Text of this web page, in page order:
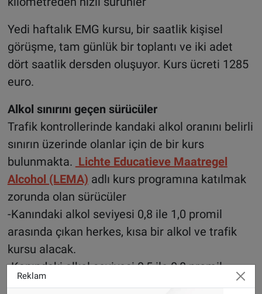
Yedi haftalık EMG kursu, bir saatlik kişisel
görüşme, tam günlük bir toplantı ve iki adet
dört saatlik dersden oluşuyor. Kurs ücreti 1285
euro.
Alkol sınırını geçen sürücüler
Trafik kontrollerinde kandaki alkol oranını belirli
sınırın üzerinde olanlar için de bir kurs
bulunmakta. Lichte Educatieve Maatregel
Alcohol (LEMA) adlı kurs programına katılmak
zorunda olan sürücüler
-Kanındaki alkol seviyesi 0,8 ile 1,0 promil
arasında çıkan herkes, kısa bir alkol ve trafik
kursu alacak.
-Kanındaki alkol seviyesi 0,5 ile 0,8 promil
arasında çıkan acemi sürücüler
Reklam